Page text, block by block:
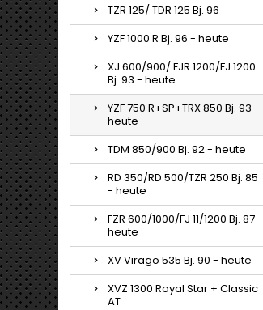
TZR 125/ TDR 125 Bj. 96
YZF 1000 R Bj. 96 - heute
XJ 600/900/ FJR 1200/FJ 1200
Bj. 93 - heute
YZF 750 R+SP+TRX 850 Bj. 93 -
heute
TDM 850/900 Bj. 92 - heute
RD 350/RD 500/TZR 250 Bj. 85
- heute
FZR 600/1000/FJ 11/1200 Bj. 87 -
heute
XV Virago 535 Bj. 90 - heute
XVZ 1300 Royal Star + Classic
AT